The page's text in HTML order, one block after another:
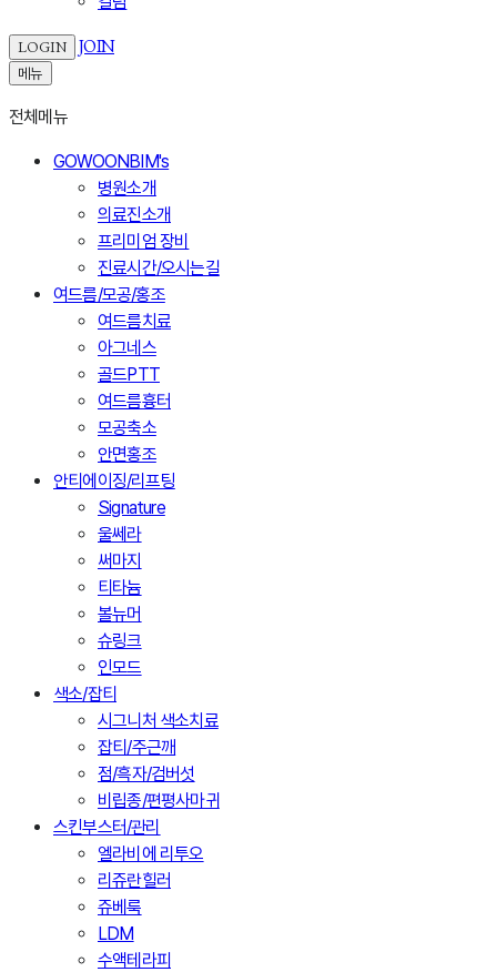
LOGIN JOIN
메뉴
전체메뉴
GOWOONBIM's
병원소개
의료진소개
프리미엄 장비
진료시간/오시는길
여드름/모공/홍조
여드름치료
아그네스
골드PTT
여드름흉터
모공축소
안면홍조
안티에이징/리프팅
Signature
울쎄라
써마지
티타늄
볼뉴머
슈링크
인모드
색소/잡티
시그니처 색소치료
잡티/주근깨
점/흑자/검버섯
비립종/편평사마귀
스킨부스터/관리
엘라비에 리투오
리쥬란힐러
쥬베룩
LDM
수액테라피